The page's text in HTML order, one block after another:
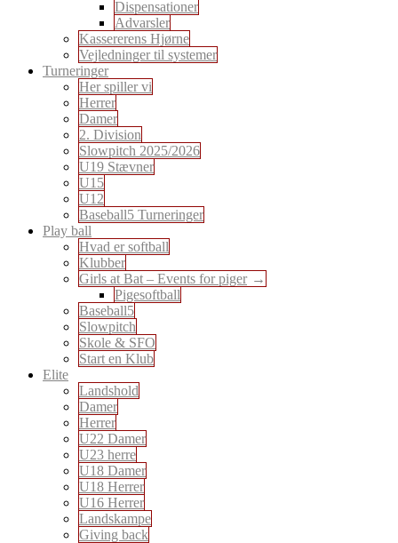
Dispensationer
Advarsler
Kassererens Hjørne
Vejledninger til systemer
Turneringer
Her spiller vi
Herrer
Damer
2. Division
Slowpitch 2025/2026
U19 Stævner
U15
U12
Baseball5 Turneringer
Play ball
Hvad er softball
Klubber
Girls at Bat – Events for piger
Pigesoftball
Baseball5
Slowpitch
Skole & SFO
Start en Klub
Elite
Landshold
Damer
Herrer
U22 Damer
U23 herre
U18 Damer
U18 Herrer
U16 Herrer
Landskampe
Giving back